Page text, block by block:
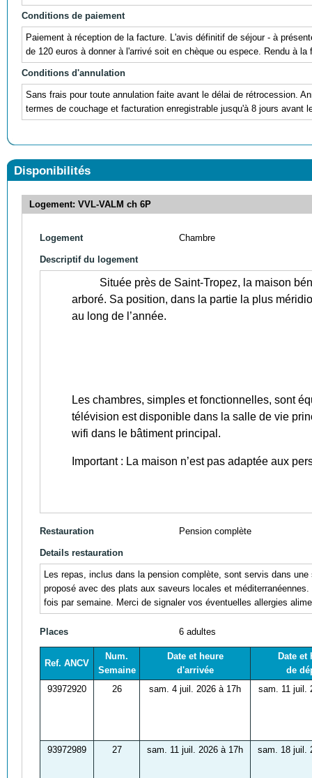
Conditions de paiement
Paiement à réception de la facture. L'avis définitif de séjour - à
de 120 euros à donner à l'arrivé soit en chèque ou espece. Rendu à la
Conditions d'annulation
Sans frais pour toute annulation faite avant le délai de rétrocession.
termes de couchage et facturation enregistrable jusqu'à 8 jours avant
Disponibilités
Logement: VVL-VALM ch 6P
Logement Chambre
Descriptif du logement
Située près de Saint-Tropez, la maison
arboré. Sa position, dans la partie la plus
au long de l’année.
Les chambres, simples et fonctionnelles, sont
télévision est disponible dans la salle de vie
wifi dans le bâtiment principal.
Important : La maison n’est pas adaptée aux
Restauration Pension complète
Details restauration
Les repas, inclus dans la pension complète, sont servis dans
proposé avec des plats aux saveurs locales et
fois par semaine. Merci de signaler vos éventuelles allergies
Places 6 adultes
Ref. ANCV
Num.
Semaine
Date et heure
d'arrivée
Date et
de
93972920
26 sam. 4 juil. 2026 à 17h sam. 11 juil.
93972989 27 sam. 11 juil. 2026 à 17h sam. 18 juil.